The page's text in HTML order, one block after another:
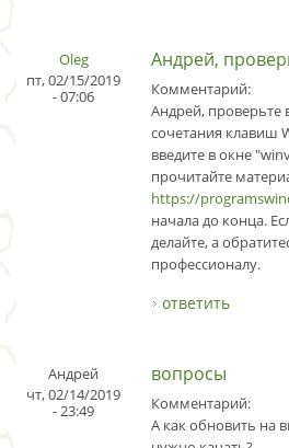
Oleg
пт, 02/15/2019
- 07:06
Андрей,
Комментарий:
Андрей,
сочетания клавиш
введите в окне
прочитайте
https://
начала до конца.
делайте, а
профессионалу.
ответить
Андрей
чт, 02/14/2019
- 23:49
вопросы
Комментарий:
А как обновить на